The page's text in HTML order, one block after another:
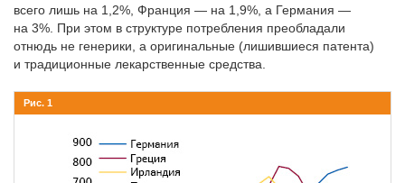
всего лишь на 1,2%, Франция — на 1,9%, а Германия —
на 3%. При этом в структуре потребления преобладали
отнюдь не генерики, а оригинальные (лишившиеся патента)
и традиционные лекарственные средства.
Рис. 1